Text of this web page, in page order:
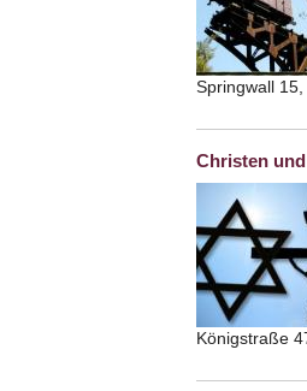
Springwall
Christen
Königstraße